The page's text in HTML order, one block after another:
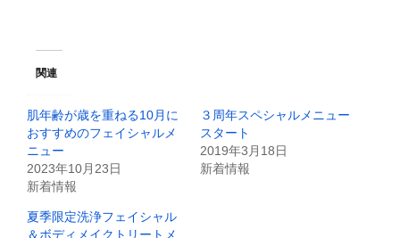
T
i
e
r
で
共
有
(
新
し
ウ
ィ
ン
る
に
は
リ
ッ
て
く
だ
関連
肌年齢が歳を重ねる10月に
おすすめのフェイシャルメ
ニュー
2023年10月23日
新着情報
３周年スペシャルメニュー
スタート
2019年3月18日
新着情報
夏季限定洗浄フェイシャル
＆ボディメイクトリートメ